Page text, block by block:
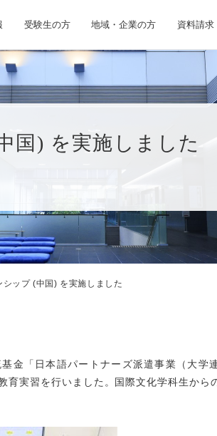
受験生の方 地域・企業の方 資料請求
国) を実施しました
シップ (中国) を実施しました
金「日本語パートナーズ派遣事業（大学
育実習を行いました。国際文化学科生から